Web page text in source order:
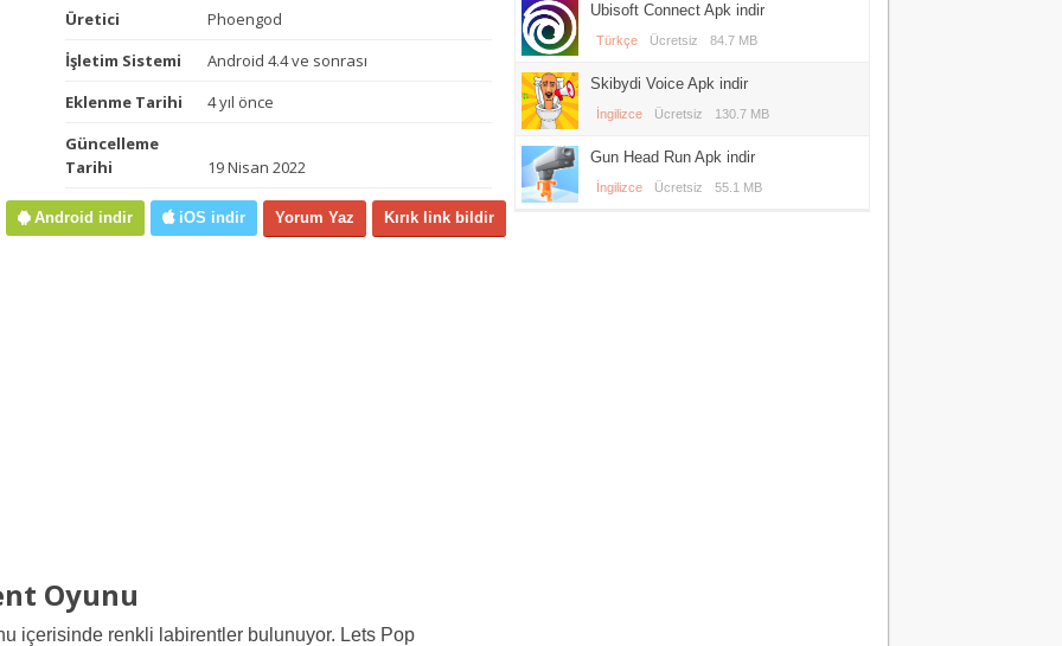
Üretici
Phoengod
İşletim Sistemi
Android 4.4 ve sonrası
Eklenme Tarihi
4 yıl önce
Güncelleme
Tarihi
19 Nisan 2022
Kırık link bildir
Yorum Yaz
iOS indir
Android indir
Oyunu
içerisinde renkli labirentler bulunuyor. Lets Pop
Ubisoft Connect Apk indir
Türkçe Ücretsiz 84.7 MB
Skibydi Voice Apk indir
İngilizce Ücretsiz 130.7 MB
Gun Head Run Apk indir
İngilizce Ücretsiz 55.1 MB